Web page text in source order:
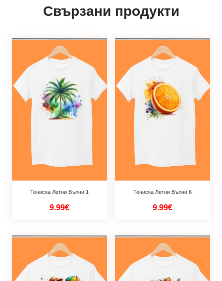
Свързани продукти
Тениска Летни Вълни 1
9.99€
Тениска Летни Вълни 6
9.99€